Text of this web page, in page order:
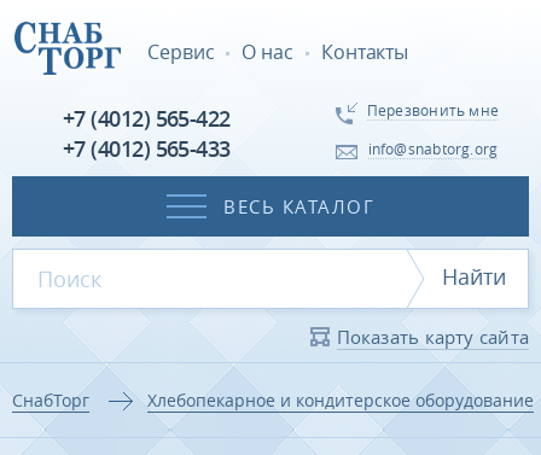
Сервис О нас Контакты
+7 (4012) 565-422
+7 (4012) 565-433
Перезвонить мне
info@snabtorg.org
ВЕСЬ КАТАЛОГ
Найти
Показать карту сайта
СнабТорг Хлебопекарное и кондитерское оборудование